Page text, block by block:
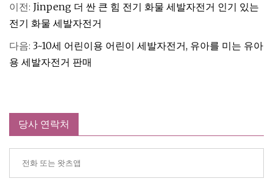
이전: Jinpeng 더 싼 큰 힘 전기 화물 세발자전거 인기 있는
전기 화물 세발자전거
다음: 3~10세 어린이용 어린이 세발자전거, 유아를 미는 유아
용 세발자전거 판매
당사 연락처